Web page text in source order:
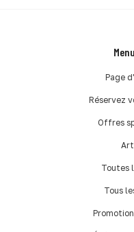
Page
Réservez
Offres
Toutes
Tous